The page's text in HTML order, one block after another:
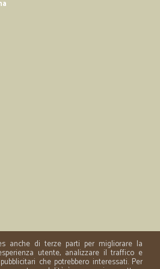
anche di terze parti per migliorare la
utente, analizzare il traffico e
che potrebbero interessati. Per